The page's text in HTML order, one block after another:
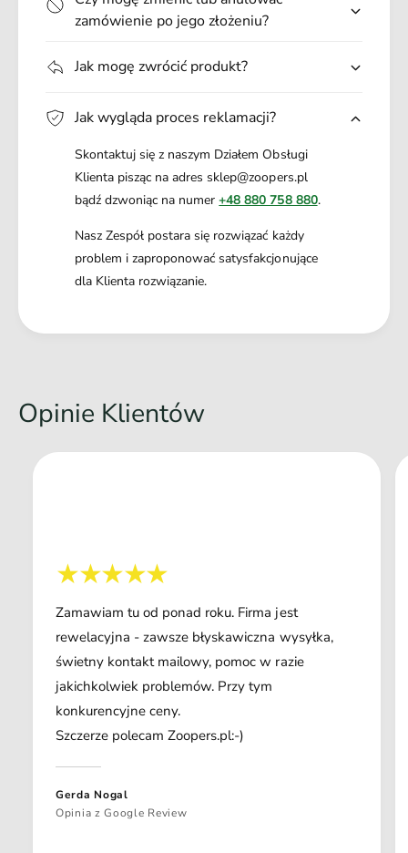
zamówienie po jego złożeniu?
Jak mogę zwrócić produkt?
Jak wygląda proces reklamacji?
Skontaktuj się z naszym Działem Obsługi
Klienta pisząc na adres sklep@zoopers.pl
bądź dzwoniąc na numer+48 880 758 880.
Nasz Zespół postara się rozwiązać każdy
problem i zaproponować satysfakcjonujące
dla Klienta rozwiązanie.
Opinie Klientów
Zamawiam tu od ponad roku. Firma jest
rewelacyjna - zawsze błyskawiczna wysyłka,
świetny kontakt mailowy, pomoc w razie
jakichkolwiek problemów. Przy tym
konkurencyjne ceny.
Szczerze polecam Zoopers.pl:-)
Gerda Nogal
Opinia z Google Review